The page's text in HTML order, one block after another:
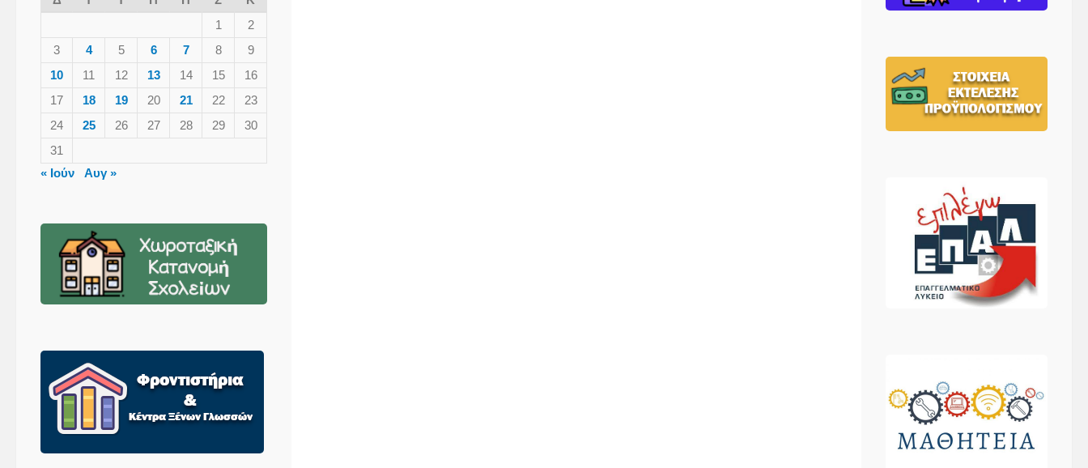
1
2
3
4 5 6 7 8
9
10
11 12 13 14 15
16
17
18 19 20 21 22
23
24
25 26 27 28 29
30
31
« Ιούν
Αυγ »